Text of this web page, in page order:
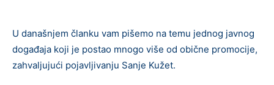
U današnjem članku vam pišemo na temu jednog javnog
događaja koji je postao mnogo više od obične promocije,
zahvaljujući pojavljivanju Sanje Kužet.